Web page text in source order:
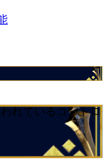
れているコントロ